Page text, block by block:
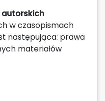
autorskich
w czasopismach
następująca: prawa
materiałów